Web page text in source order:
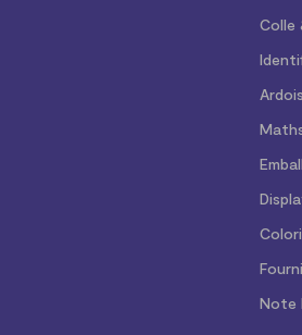
Colle
Note